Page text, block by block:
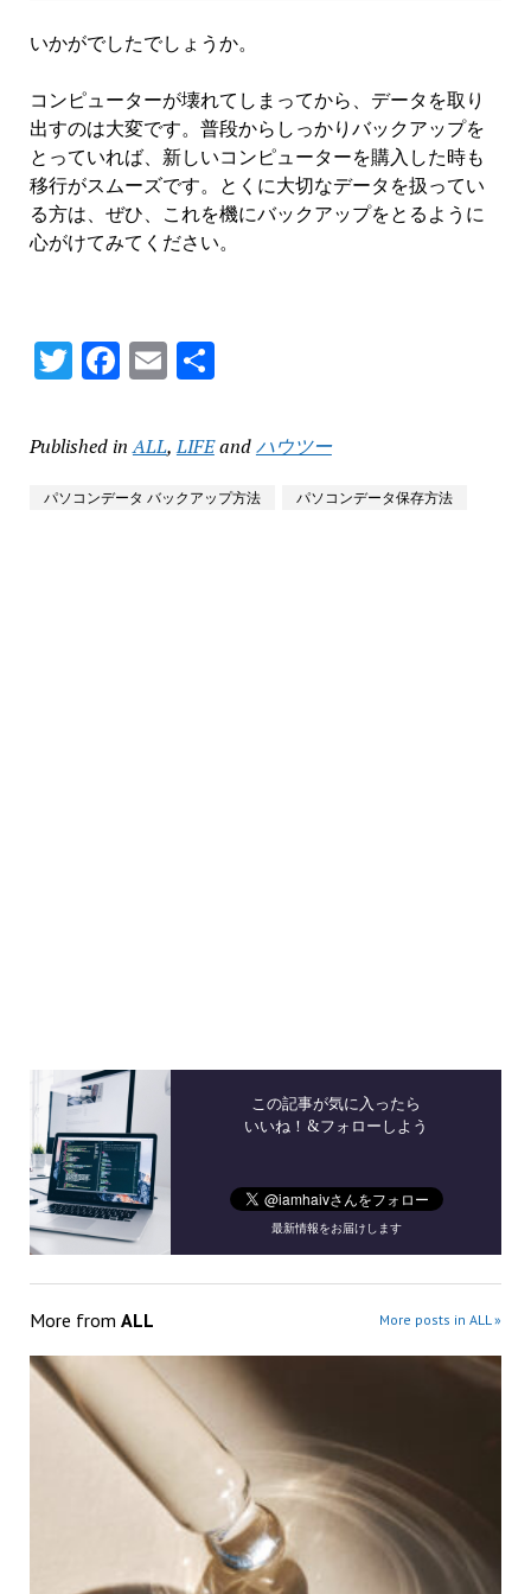
いかがでしたでしょうか。
コンピューターが壊れてしまってから、データを取り
出すのは大変です。普段からしっかりバックアップを
とっていれば、新しいコンピューターを購入した時も
移行がスムーズです。とくに大切なデータを扱ってい
る方は、ぜひ、これを機にバックアップをとるように
心がけてみてください。
Twitter
Facebook
Email
共
Published in ALL,LIFEandハウツー
パソコンデータ バックアップ方法 パソコンデータ保存方法
この記事が気に入ったら
いいね！&フォローしよう
最新情報をお届けします
More from ALL More posts in ALL »